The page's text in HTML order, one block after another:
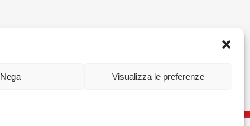
Nega Visualizza le preferenze